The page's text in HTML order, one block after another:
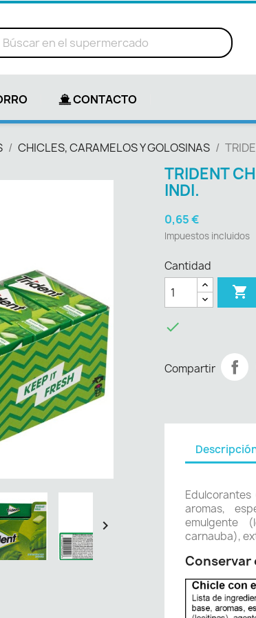
CONTACTO
CHICLES, CARAMELOS Y GOLOSINAS

TRIDENT
INDI.
0,65 €
Impuestos incluidos
Cantidad


Compartir
Edulcorantes
aromas,
emulgente
carnauba),
Conservar